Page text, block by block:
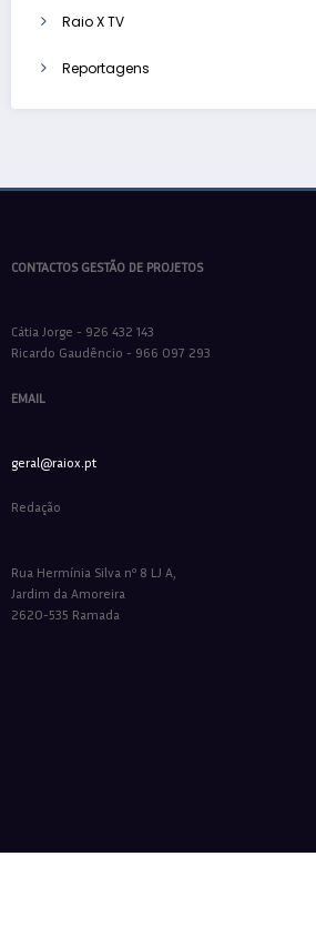
Raio X TV
Reportagens
CONTACTOS GESTÃO DE PROJETOS
Cátia Jorge - 926 432 143
Ricardo Gaudêncio - 966 097 293
EMAIL
geral@raiox.pt
Redação
Rua Hermínia Silva nº 8 LJ A,
Jardim da Amoreira
2620-535 Ramada